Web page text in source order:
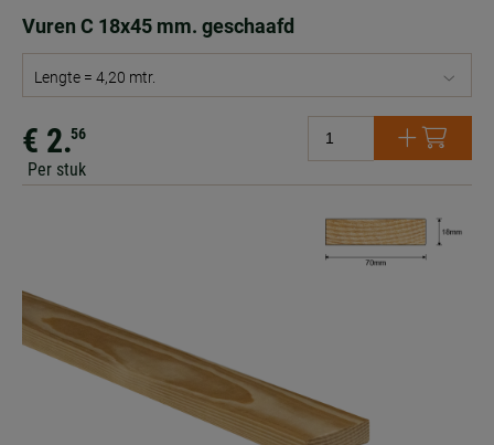
Vuren C 18x45 mm. geschaafd
Lengte = 4,20 mtr.
€ 2.56
Per stuk